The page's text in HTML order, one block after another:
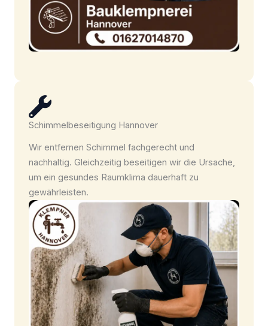
Schimmelbeseitigung Hannover
Wir entfernen Schimmel fachgerecht und
nachhaltig. Gleichzeitig beseitigen wir die Ursache,
um ein gesundes Raumklima dauerhaft zu
gewährleisten.